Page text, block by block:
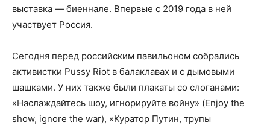
выставка — биеннале. Впервые с 2019 года в ней
участвует Россия.
Сегодня перед российским павильоном собрались
активистки Pussy Riot в балаклавах и с дымовыми
шашками. У них также были плакаты со слоганами:
«Наслаждайтесь шоу, игнорируйте войну» (Enjoy the
show, ignore the war), «Куратор Путин, трупы